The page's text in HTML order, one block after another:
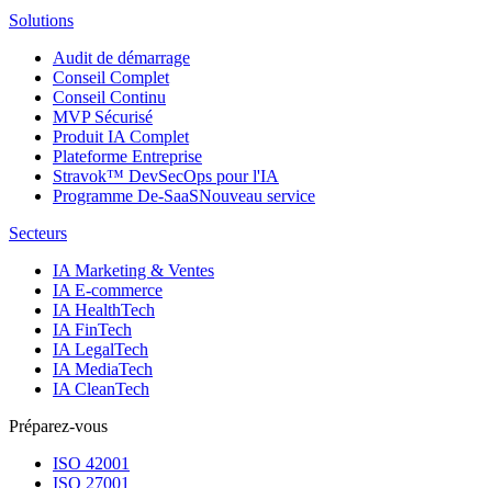
Solutions
Audit de démarrage
Conseil Complet
Conseil Continu
MVP Sécurisé
Produit IA Complet
Plateforme Entreprise
Stravok™ DevSecOps pour l'IA
Programme De-SaaSNouveau service
Secteurs
IA Marketing & Ventes
IA E-commerce
IA HealthTech
IA FinTech
IA LegalTech
IA MediaTech
IA CleanTech
Préparez-vous
ISO 42001
ISO 27001